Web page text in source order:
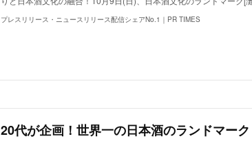
プレスリリース・ニュースリリース配信シェアNo.1｜PR TIMES